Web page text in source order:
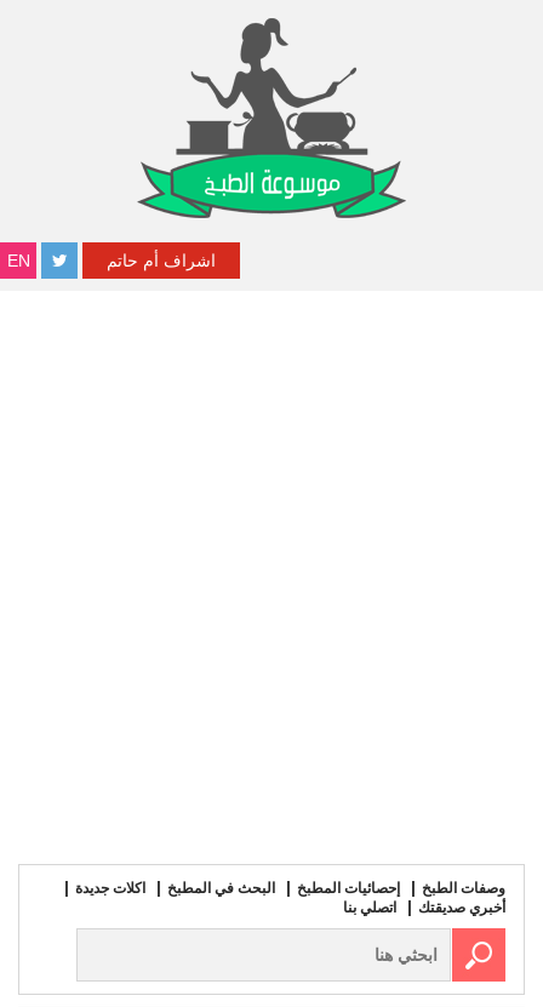
EN اشراف أم حاتم
وصفات الطبخ إحصائيات المطبخ البحث في المطبخ
اكلات جديدة
أخبري صديقتك
اتصلي بنا